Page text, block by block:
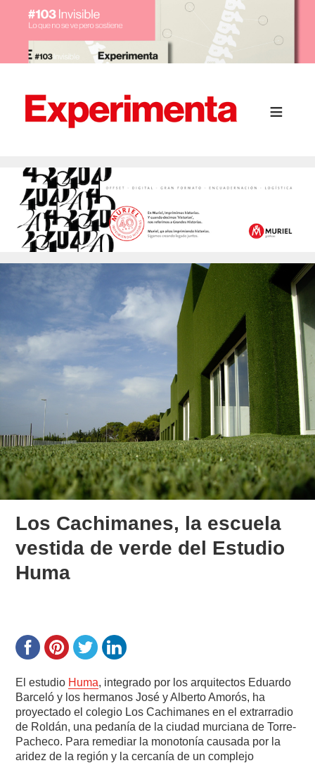
Los Cachimanes, la escuela
vestida de verde del Estudio
Huma
El estudio Huma, integrado por los arquitectos Eduardo
Barceló y los hermanos José y Alberto Amorós, ha
proyectado el colegio Los Cachimanes en el extrarradio
de Roldán, una pedanía de la ciudad murciana de Torre-
Pacheco. Para remediar la monotonía causada por la
aridez de la región y la cercanía de un complejo